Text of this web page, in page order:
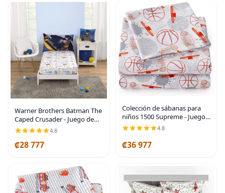
Warner Brothers Batman The
Caped Crusader - Juego de
sábanas de 2 piezas para
niños pequeños, sábana
bajera ajustable y funda de
4.8
₡28 777
Colección de sábanas para
niños 1500 Supreme - Juego
de sábanas coloridas,
divertidas y cómodas para
niños y niñas. Bolsillo
profundo, no se Deporte
4.8
₡36 977